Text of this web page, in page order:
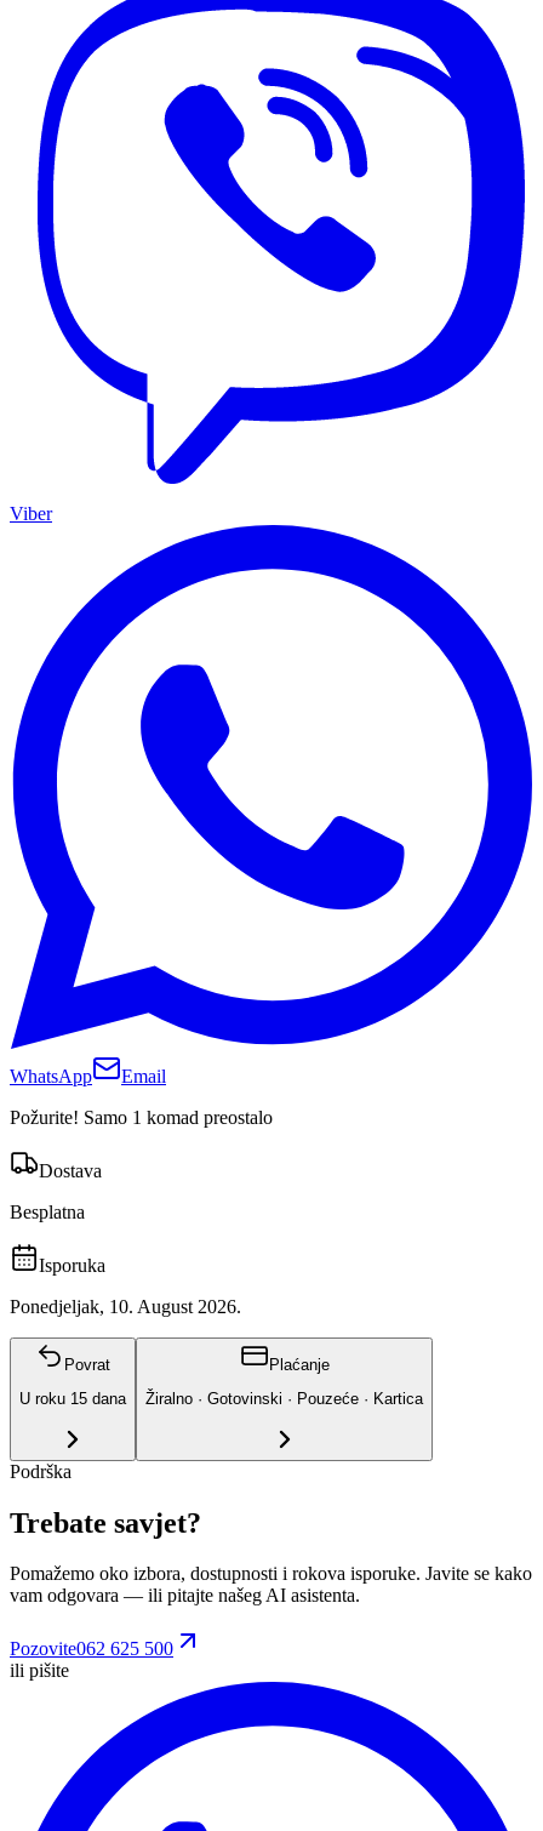
Viber
WhatsApp
Email
Požurite! Samo 1 komad preostalo
Dostava
Besplatna
Isporuka
Ponedjeljak, 10. August 2026.
Povrat
U roku 15 dana
Plaćanje
Žiralno · Gotovinski · Pouzeće · Kartica
Podrška
Trebate savjet?
Pomažemo oko izbora, dostupnosti i rokova isporuke. Javite se kako
vam odgovara — ili pitajte našeg AI asistenta.
Pozovite062 625 500
ili pišite